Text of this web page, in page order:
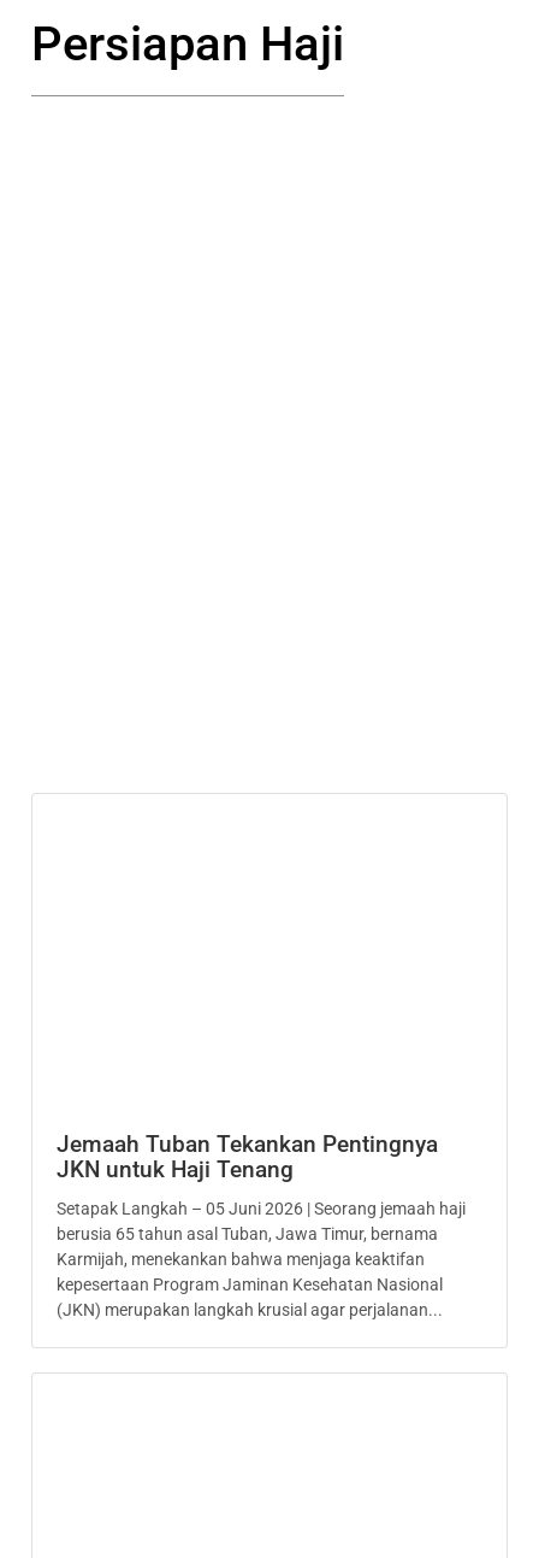
Persiapan Haji
Jemaah Tuban Tekankan Pentingnya
JKN untuk Haji Tenang
Setapak Langkah – 05 Juni 2026 | Seorang jemaah haji
berusia 65 tahun asal Tuban, Jawa Timur, bernama
Karmijah, menekankan bahwa menjaga keaktifan
kepesertaan Program Jaminan Kesehatan Nasional
(JKN) merupakan langkah krusial agar perjalanan...